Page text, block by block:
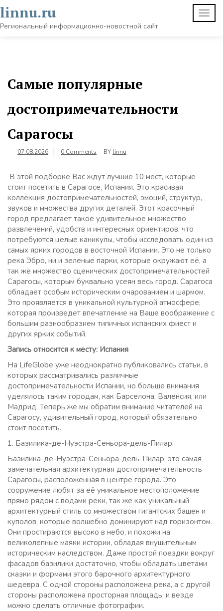
Skip
to
content
linnu.ru
Региональный информационно-новостной сайт
Самые популярные
достопримечательности
Сарагосы
07.08.2026 0 Comments BY linnu
В этой подборке Вас ждут лучшие 10 мест, которые
стоит посетить в Сарагосе, Испания. Это красивая
коллекция достопримечательностей, эмоций, структур,
звуков и множества других деталей. Этот красочный
город предлагает такое удивительное множество
развлечений, удобств и интересных ориентиров, что
потребуются целые каникулы, чтобы исследовать один из
самых ярких городов в восточной Испании. Это не только
река Эбро, ни и зеленые парки, которые окружают её, а
так же множество сценических достопримечательностей
Сарагосы, которым буквально усеян весь город. Сарагоса
обладает особым историческим очарованием и шармом.
Это проявляется в уникальной культурной атмосфере,
которая произведет впечатление на Ваше воображение с
большим разнообразием типичных испанских фиест и
других ярких событий.
Запись относится к месту: Испания
На LifeGlobe уже неоднократно публиковались статьи, в
которых рассматривались различные
достопримечательности Испании, но больше внимания
уделялось таким городам, как Барселона, Валенсия, или
Мадрид. Теперь же мы обратим внимание читателей на
Сарагосу, удивительный город, который обязательно
стоит посетить.
1. Базилика-де-Нуэстра-Сеньора-дель-Пилар.
Базилика-де-Нуэстра-Сеньора-дель-Пилар, это самая
замечательная архитектурная достопримечательность
Сарагосы, расположенная в центре города. Это
сооружение любят за её уникальное местоположение
прямо рядом с водами реки, так же как уникальный
архитектурный стиль со множеством гигантских башен и
куполов, которые волшебно доминируют над горизонтом.
Они простираются высоко в небо, и похожи на
великолепные маяки истории, обладая внушительным
историческим наследством. Даже простой поездки вокруг
фасадов базилики достаточно, чтобы обладать цветами
сказки и формами этого барочного архитектурного
шедевра. С одной стороны расположена река, а с другой
стороны расположена просторная площадь, и везде
можно сделать отличные фотографии.